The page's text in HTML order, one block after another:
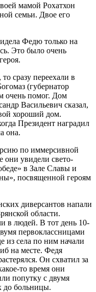
мамой Рохатхон
семьи. Двое его
Федю только на
Это было очень
сразу переехали в
(губернатор
очень помог. Дом
Васильевич сказал,
хороший дом.
Президент наградил
она.
по иммерсивной
они увидели свето-
в Зале Славы и
посвященной героям
диверсантов напали
области.
в людей. В тот день 10-
первоклассницами
из села по ним начали
на месте. Федя
Он схватил за
то время они
попутку с двумя
до больницы.